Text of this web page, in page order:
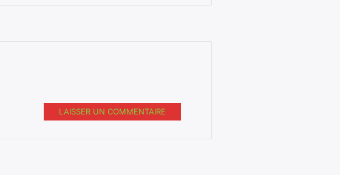
LAISSER UN COMMENTAIRE